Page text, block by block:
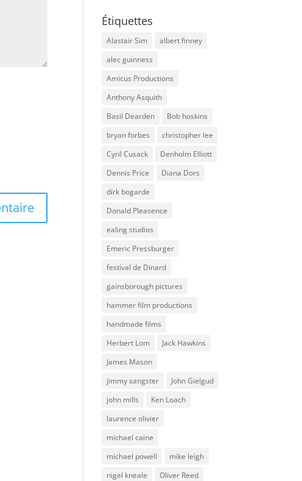
Étiquettes
Alastair Sim
albert finney
alec guinness
Amicus Productions
Anthony Asquith
Basil Dearden
Bob hoskins
bryan forbes
christopher lee
Cyril Cusack
Denholm Elliott
Dennis Price
Diana Dors
dirk bogarde
Donald Pleasence
ealing studios
Emeric Pressburger
festival de Dinard
gainsborough pictures
hammer film productions
handmade films
Herbert Lom
Jack Hawkins
James Mason
jimmy sangster
John Gielgud
john mills
Ken Loach
laurence olivier
michael caine
michael powell
mike leigh
nigel kneale
Oliver Reed